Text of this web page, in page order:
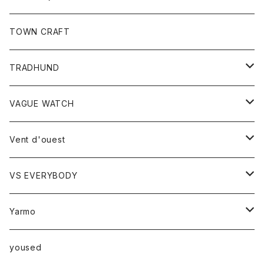
トップス
レディース
カットソー
TOWN CRAFT
TRADHUND
セーター
ベスト
VAGUE WATCH
時計
Vent d'ouest
ボトム
スカート
トップス
ベスト
VS EVERYBODY
トップス
Ｔシャツ
Yarmo
アウター
yoused